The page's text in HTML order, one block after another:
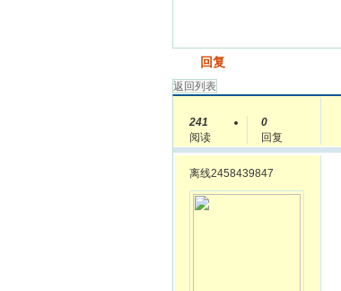
回复
返回列表
241
阅读
0
回复
离线2458439847